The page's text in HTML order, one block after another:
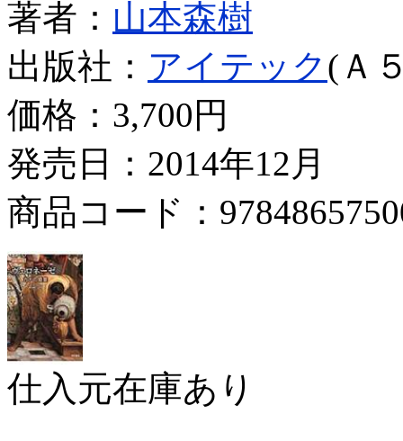
著者： 山本森樹
出版社： アイテック(Ａ
価格： 3,700円
発売日：2014年12月
商品コード：
仕入元在庫あり